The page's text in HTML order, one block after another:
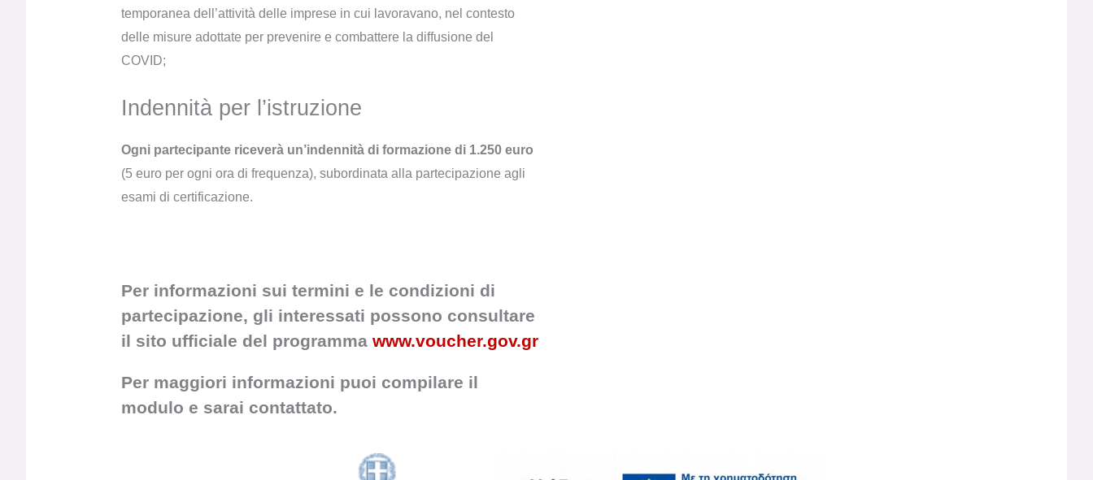
temporanea dell’attività delle imprese in cui lavoravano, nel contesto
delle misure adottate per prevenire e combattere la diffusione del
COVID;
Indennità per l’istruzione
Ogni partecipante riceverà un’indennità di formazione di 1.250 euro
(5 euro per ogni ora di frequenza), subordinata alla partecipazione agli
esami di certificazione.
Per informazioni sui termini e le condizioni di
partecipazione, gli interessati possono consultare
il sito ufficiale del programma www.voucher.gov.gr
Per maggiori informazioni puoi compilare il
modulo e sarai contattato.